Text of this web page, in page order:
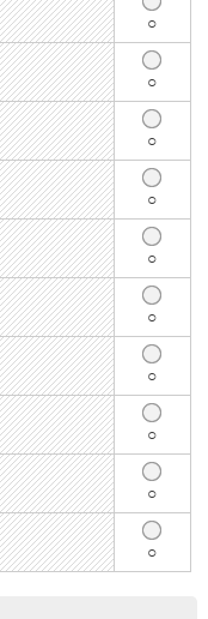
○
○
○
○
○
○
○
○
○
○